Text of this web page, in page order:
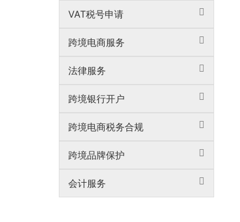
VAT税号申请
跨境电商服务
法律服务
跨境银行开户
跨境电商税务合规
跨境品牌保护
会计服务